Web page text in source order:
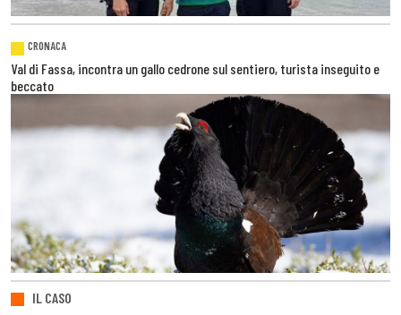
CRONACA
Val di Fassa, incontra un gallo cedrone sul sentiero, turista inseguito e
beccato
IL CASO